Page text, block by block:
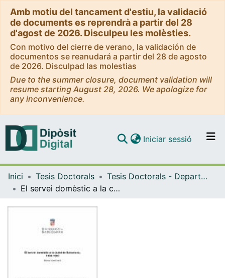
Amb motiu del tancament d'estiu, la validació
de documents es reprendrà a partir del 28
d'agost de 2026. Disculpeu les molèsties.
Con motivo del cierre de verano, la validación de
documentos se reanudará a partir del 28 de agosto
de 2026. Disculpad las molestias
Due to the summer closure, document validation will
resume starting August 28, 2026. We apologize for
any inconvenience.
Navega per tot el DD
Iniciar sessió (current)
Inici Tesis Doctorals
Tesis Doctorals - Departament - Història Contemporània
El servei domèstic a la ciutat de Barcelona, 1900-1950